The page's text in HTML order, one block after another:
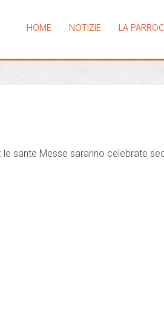
HOME NOTIZIE LA
sante Messe saranno celebrate